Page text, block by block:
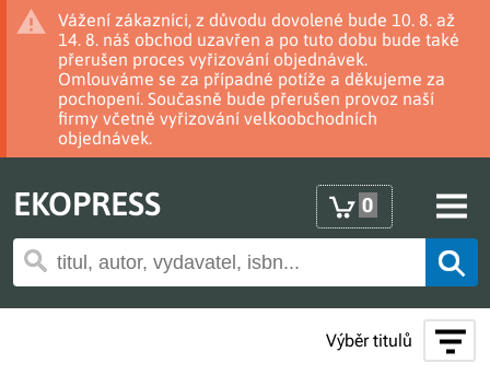
Vážení zákazníci, z důvodu dovolené bude 10. 8. až
14. 8. náš obchod uzavřen a po tuto dobu bude také
přerušen proces vyřizování objednávek.
Omlouváme se za případné potíže a děkujeme za
pochopení. Současně bude přerušen provoz naší
firmy včetně vyřizování velkoobchodních
objednávek.
EKOPRESS 0
Výběr titulů